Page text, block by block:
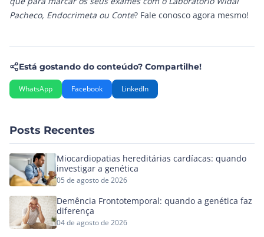
Pacheco, Endocrimeta ou Conte? Fale conosco agora mesmo!
Está gostando do conteúdo? Compartilhe!
WhatsApp Facebook LinkedIn
Posts Recentes
Miocardiopatias hereditárias cardíacas: quando
investigar a genética
05 de agosto de 2026
Demência Frontotemporal: quando a genética faz
diferença
04 de agosto de 2026